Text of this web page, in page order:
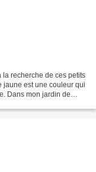
recherche de ces petits
jaune est une couleur qui
Dans mon jardin de